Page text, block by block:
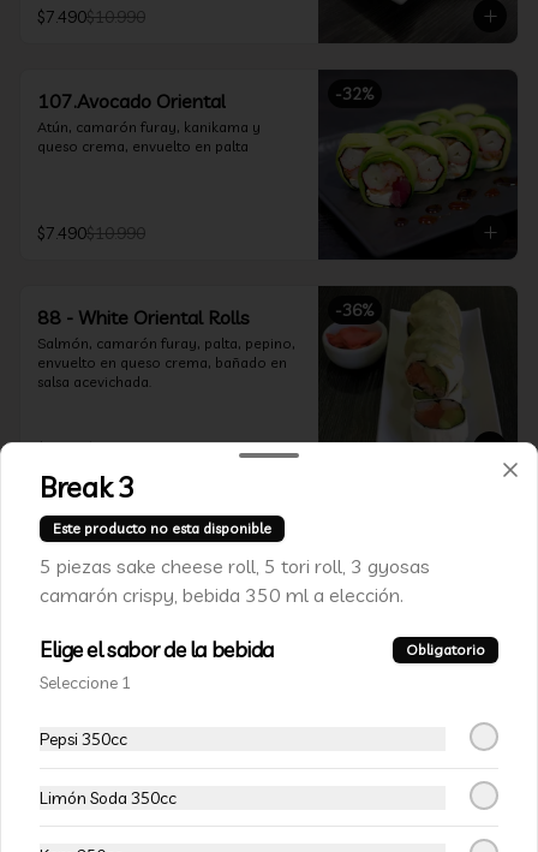
$7.490$10.990
-32%
107.Avocado Oriental
Atún, camarón furay, kanikama y
queso crema, envuelto en palta
$7.490$10.990
-36%
88 - White Oriental Rolls
Salmón, camarón furay, palta, pepino,
envuelto en queso crema, bañado en
salsa acevichada.
$6.990$10.990
VEGETARIANOS
-15%
111-Veggie Rolls
Pimentón, queso crema y almendras
tostadas, frito en panko.
$5.490$6.490
112-Niel Rolls
Break 3
Este producto no esta disponible
5 piezas sake cheese roll, 5 tori roll, 3 gyosas
camarón crispy, bebida 350 ml a elección.
Elige el sabor de la bebida Obligatorio
Seleccione 1
Pepsi 350cc
Limón Soda 350cc